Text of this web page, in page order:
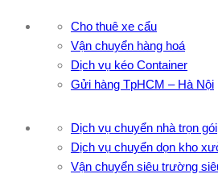
Cho thuê xe cẩu
Vận chuyển hàng hoá
Dịch vụ kéo Container
Gửi hàng TpHCM – Hà Nội
Dịch vụ chuyển nhà trọn gói
Dịch vụ chuyển dọn kho
Vận chuyển siêu trường